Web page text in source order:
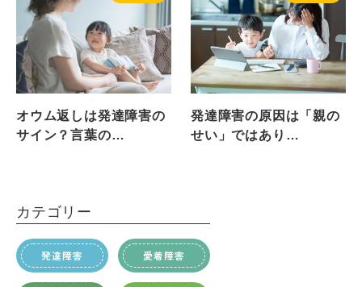
オウム返しは発達障害の
サイン？言葉の…
発達障害の原因は「親の
せい」ではあり…
カテゴリー
発達障害 愛着障害